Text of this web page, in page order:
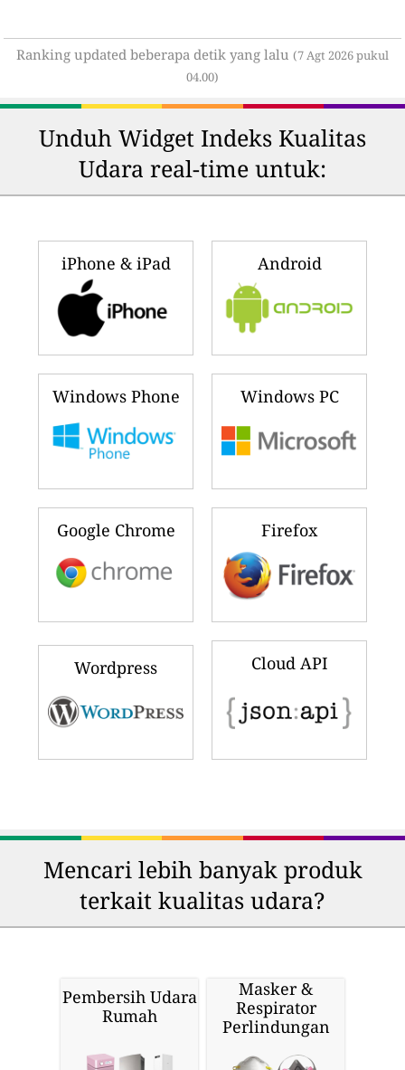
Ranking updated beberapa detik yang lalu (7 Agt 2026 pukul
04.00)
Unduh Widget Indeks Kualitas
Udara real-time untuk:
iPhone & iPad Android
Windows Phone Windows PC
Google Chrome Firefox
Wordpress Cloud API
Mencari lebih banyak produk
terkait kualitas udara?
Pembersih Udara
Rumah
Masker &
Respirator
Perlindungan